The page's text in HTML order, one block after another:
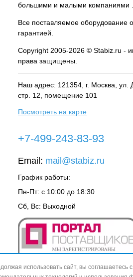
большими и малыми компаниями .
Все поставляемое оборудование
гарантией.
Copyright 2005-2026 © Stabiz.ru -
права защищены.
Наш адрес: 121354, г. Москва , ул.
стр. 12, помещение 101
Посмотреть на карте
+7-499-243-83-93
Email: mail@stabiz.ru
График работы:
Пн-Пт: с 10:00 до 18:30
Сб, Вс: Выходной
использовать сайт, вы соглашаетесь с